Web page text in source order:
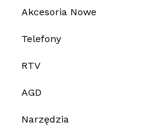
Akcesoria Nowe
Telefony
RTV
AGD
Narzędzia